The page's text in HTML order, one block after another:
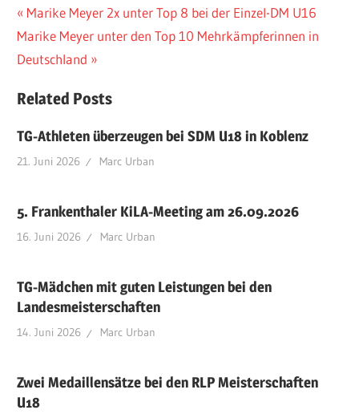
Beitragsnavigation
Vorheriger
Beitrag:
Marike Meyer 2x unter Top 8 bei der Einzel-DM U16
Nächster
Beitrag:
Marike Meyer unter den Top 10 Mehrkämpferinnen in
Deutschland
Related Posts
TG-Athleten überzeugen bei SDM U18 in Koblenz
21. Juni 2026 Marc Urban
5. Frankenthaler KiLA-Meeting am 26.09.2026
16. Juni 2026 Marc Urban
TG-Mädchen mit guten Leistungen bei den
Landesmeisterschaften
14. Juni 2026 Marc Urban
Zwei Medaillensätze bei den RLP Meisterschaften
U18